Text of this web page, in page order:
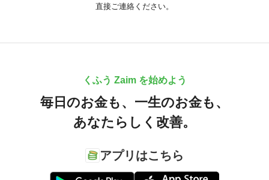
直接ご連絡ください。
くふう Zaim を始めよう
毎日のお金も、 一生のお金も、
あなたらしく改善。
アプリはこちら